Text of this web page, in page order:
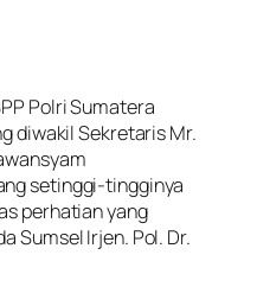
Polri Sumatera
diwakil Sekretaris Mr.
setinggi-tingginya
perhatian yang
Sumsel Irjen. Pol. Dr.